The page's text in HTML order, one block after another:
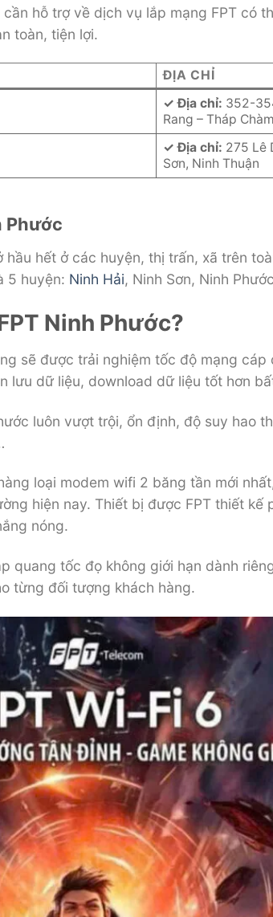
hỗ trợ về dịch vụ lắp mạng FPT có
toàn, tiện lợi.
ĐỊA CHỈ
✓ Địa chỉ: 352-
Rang – Tháp
✓Địa chỉ: 275 Lê
Sơn, Ninh Thuận
Phước
hầu hết ở các huyện, thị trấn, xã trên
5 huyện: Ninh Hải, Ninh Sơn, Ninh
Ninh Phước?
sẽ được trải nghiệm tốc độ mạng
lưu dữ liệu, download dữ liệu tốt hơn
luôn vượt trội, ổn định, độ suy hao
loại modem wifi 2 băng tần mới
hiện nay. Thiết bị được FPT thiết kế
nóng.
quang tốc đọ không giới hạn dành
từng đối tượng khách hàng.